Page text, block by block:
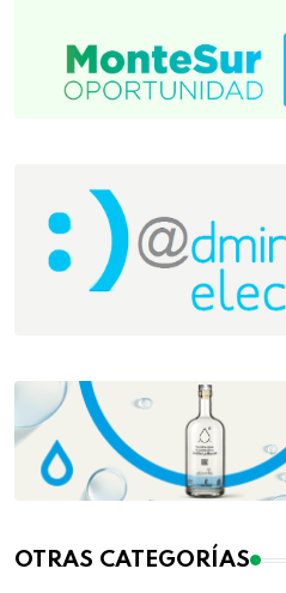
OTRAS CATEGORÍAS